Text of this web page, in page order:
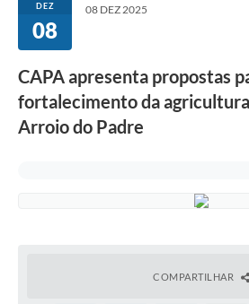
DEZ
08
08 DEZ 2025
CAPA apresenta propostas
fortalecimento da
Arroio do Padre
COMPARTILHAR